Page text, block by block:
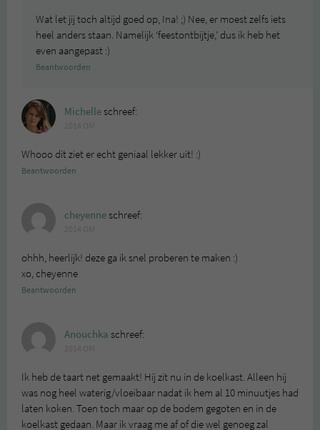
Wat let jij toch altijd goed op, Ina! ;) Nee, er moest zelfs iets
heel anders staan. Namelijk ‘feestontbijtje,’ dus ik heb het
even aangepast :)
Beantwoorden
Michelleschreef:
Whooo dit ziet er echt geniaal lekker uit! :)
Beantwoorden
cheyenneschreef:
ohhh, heerlijk! deze ga ik snel proberen te maken :)
xo, cheyenne
Beantwoorden
Anouchka schreef:
Ik heb de taart net gemaakt! Hij zit nu in de koelkast. Alleen hij
was nog heel waterig/vloeibaar nadat ik hem al 10 minuutjes had
laten koken. Toen toch maar op de bodem gegoten en in de
koelkast gedaan. Maar ik vraag me af of die wel genoeg zal